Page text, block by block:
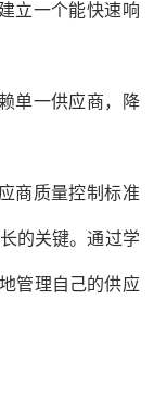
立一个能快速响
单一供应商，降
商质量控制标准
的关键。通过学
管理自己的供应